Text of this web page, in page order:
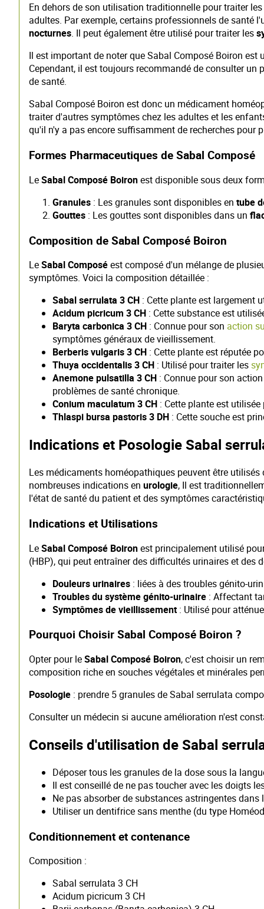
En dehors de son utilisation traditionnelle pour traiter
adultes. Par exemple, certains professionnels de santé
nocturnes. Il peut également être utilisé pour traiter les
Il est important de noter que Sabal Composé Boiron
Cependant, il est toujours recommandé de consulter
de santé.
Sabal Composé Boiron est donc un médicament
traiter d'autres symptômes chez les adultes et les
qu'il n'y a pas encore suffisamment de recherches pour
Formes Pharmaceutiques de Sabal Composé
LeSabal Composé Boironest disponible sous deux
Granules : Les granules sont disponibles en tube
Gouttes : Les gouttes sont disponibles dans un
Composition de Sabal Composé Boiron
LeSabal Composéest composé d'un mélange de
symptômes. Voici la composition détaillée :
Sabal serrulata 3 CH : Cette plante est largement
Acidum picricum 3 CH : Cette substance est
Baryta carbonica 3 CH : Connue pour son action
symptômes généraux de vieillissement.
Berberis vulgaris 3 CH : Cette plante est réputée
Thuya occidentalis 3 CH : Utilisé pour traiter les
Anemone pulsatilla 3 CH : Connue pour son
problèmes de santé chronique.
Conium maculatum 3 CH : Cette plante est
Thlaspi bursa pastoris 3 DH : Cette souche est
Indications et Posologie Sabal
Les médicaments homéopathiques peuvent être
nombreuses indications en urologie, Il est
l'état de santé du patient et des symptômes
Indications et Utilisations
LeSabal Composé Boironest principalement utilisé
(HBP), qui peut entraîner des difficultés urinaires et des
Douleurs urinaires : liées à des troubles génito-
Troubles du système génito-urinaire : Affectant
Symptômes de vieillissement: Utilisé pour
Pourquoi Choisir Sabal Composé Boiron ?
Opter pour leSabal Composé Boiron, c'est choisir un
composition riche en souches végétales et minérales
Posologie : prendre 5 granules de Sabal serrulata
Consulter un médecin si aucune amélioration n'est
Conseils d'utilisation de Sabal
Déposer tous les granules de la dose sous la
Il est conseillé de ne pas toucher avec les doigts
Ne pas absorber de substances astringentes
Utiliser un dentifrice sans menthe (du type
Conditionnement et contenance
Composition :
Sabal serrulata 3 CH
Acidum picricum 3 CH